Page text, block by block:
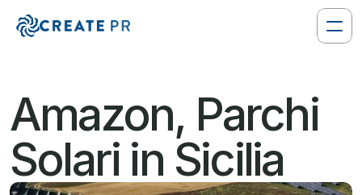
Amazon, Parchi
Solari in Sicilia